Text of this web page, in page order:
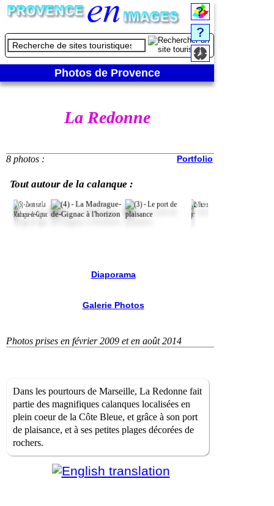
Photos de Provence
La Redonne
8 photos : Portfolio
Tout autour de la calanque :
Diaporama
Galerie Photos
Photos prises en février 2009 et en août 2014
Dans les pourtours de Marseille, La Redonne fait
partie des magnifiques calanques localisées en
plein coeur de la Côte Bleue, et grâce à son port
de plaisance, et à ses petites plages décorées de
rochers.